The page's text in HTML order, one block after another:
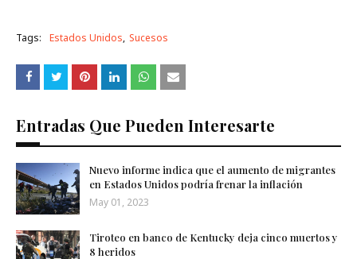
Tags: Estados Unidos Sucesos
Entradas Que Pueden Interesarte
Nuevo informe indica que el aumento de migrantes
en Estados Unidos podría frenar la inflación
May 01, 2023
Tiroteo en banco de Kentucky deja cinco muertos y
8 heridos